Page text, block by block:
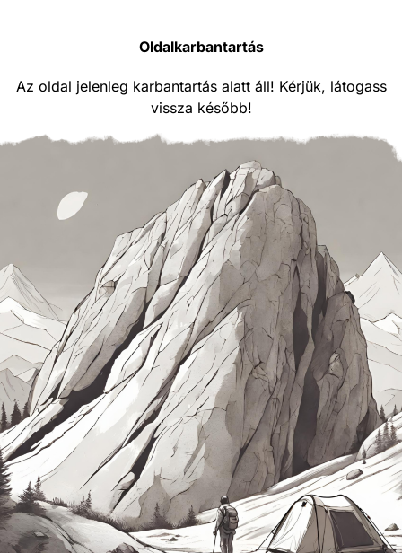
Oldalkarbantartás
Az oldal jelenleg karbantartás alatt áll! Kérjük, látogass
vissza később!